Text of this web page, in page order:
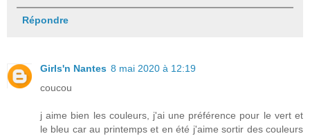
Répondre
Girls'n Nantes 8 mai 2020 à 12:19
coucou
j aime bien les couleurs, j'ai une préférence pour le vert et
le bleu car au printemps et en été j'aime sortir des couleurs